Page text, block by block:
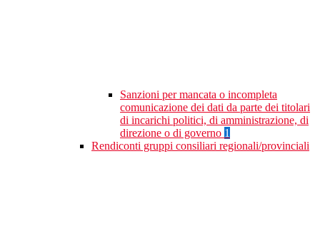
Sanzioni per mancata o incompleta
comunicazione dei dati da parte dei titolari
di incarichi politici, di amministrazione, di
direzione o di governo 1
Rendiconti gruppi consiliari regionali/provinciali